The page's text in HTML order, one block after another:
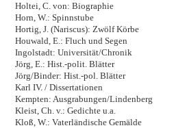
Holtei, C. von: Biographie
Horn, W.: Spinnstube
Hortig, J. (Nariscus): Zwölf Körbe
Houwald, E.: Fluch und Segen
Ingolstadt: Universität/Chronik
Jörg, E.: Hist.-polit. Blätter
Jörg/Binder: Hist.-pol. Blätter
Karl IV. / Dissertationen
Kempten: Ausgrabungen/Lindenberg
Kleist, Ch. v.: Gedichte u.a.
Kloß, W.: Vaterländische Gemälde